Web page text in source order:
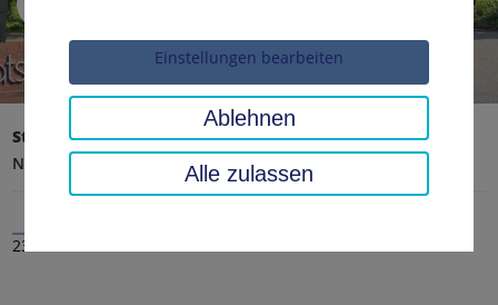
Startseite Landratsamt, Landkreis
Aktuelles
Nachrichten
23.04.2020
Einstellungen bearbeiten
Ablehnen
Alle zulassen